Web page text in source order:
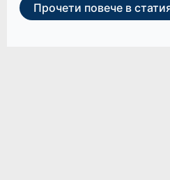
Прочети повече в